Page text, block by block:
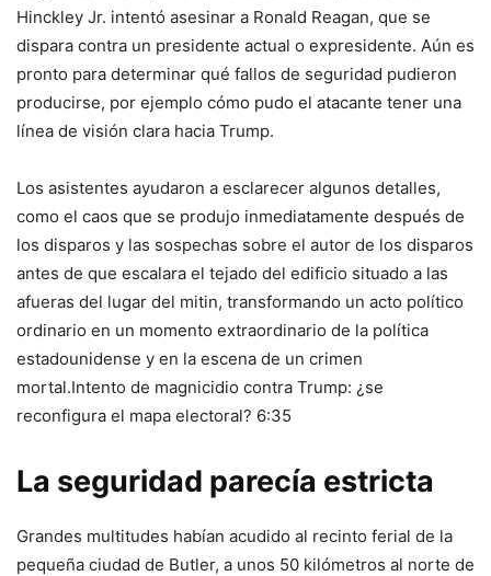
Hinckley Jr. intentó asesinar a Ronald Reagan, que se
dispara contra un presidente actual o expresidente. Aún es
pronto para determinar qué fallos de seguridad pudieron
producirse, por ejemplo cómo pudo el atacante tener una
línea de visión clara hacia Trump.
Los asistentes ayudaron a esclarecer algunos detalles,
como el caos que se produjo inmediatamente después de
los disparos y las sospechas sobre el autor de los disparos
antes de que escalara el tejado del edificio situado a las
afueras del lugar del mitin, transformando un acto político
ordinario en un momento extraordinario de la política
estadounidense y en la escena de un crimen
mortal.Intento de magnicidio contra Trump: ¿se
reconfigura el mapa electoral? 6:35
La seguridad parecía estricta
Grandes multitudes habían acudido al recinto ferial de la
pequeña ciudad de Butler, a unos 50 kilómetros al norte de